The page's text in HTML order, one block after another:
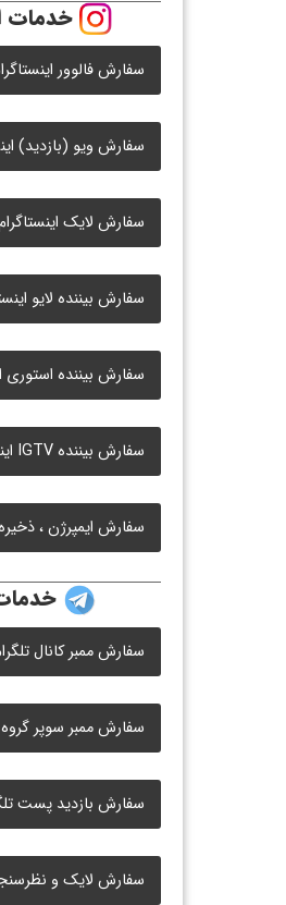
خدمات
سفارش فالوور
سفارش ویو (بازدید)
سفارش لایک
سفارش بیننده لایو
سفارش بیننده استوری
سفارش بیننده IGTV اینستاگرام
سفارش ایمپرژن ،
سفارش ممبر کانال
سفارش ممبر سوپر گروه
سفارش بازدید پست
سفارش لایک و